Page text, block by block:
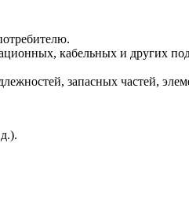
кабельных и других
запасных частей,